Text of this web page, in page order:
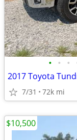
• • •
2017 Toyota
7/31 72k mi
$10,500